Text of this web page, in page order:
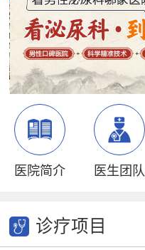
医院简介 医生团队
诊疗项目